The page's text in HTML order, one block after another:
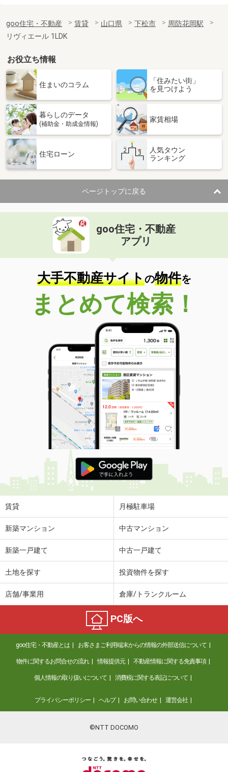
goo住宅・不動産 賃貸 山口県 下松市
周防花岡駅
リヴィエール 1LDK
お役立ち情報
住まいのコラム
「住みたい街」
を見つけよう
暮らしのデータ
(補助金・助成金情報)
家賃相場
住宅ローン
人気タウン
ランキング
ページトップに戻る
goo住宅・不動産
アプリ
大手不動産サイトの物件を
まとめて検索！
賃貸 月極駐車場
新築マンション 中古マンション
新築一戸建て 中古一戸建て
土地を探す 投資物件を探す
店舗/事業用 倉庫/トランクルーム
PC版へ
goo住宅・不動産とは お客さまご利用端末からの情報の外部送信について
物件に関するお問合せの流れ 情報提供元 不動産情報に関する免責事項
個人情報の取り扱いについて 消費税に関する表記について
プライバシーポリシー ヘルプ お問い合わせ 運営会社
©NTT DOCOMO